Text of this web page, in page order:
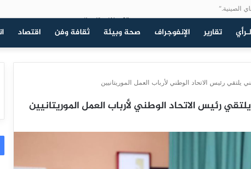
الصينية.”
تقارير الإنفوجراف صحة وبيئة ثقافة وفن اقتصاد
يلتقي رئيس الاتحاد الوطني لأرباب العمل الموريتانيين
رئيس الاتحاد الوطني لأرباب العمل الموريتانيين